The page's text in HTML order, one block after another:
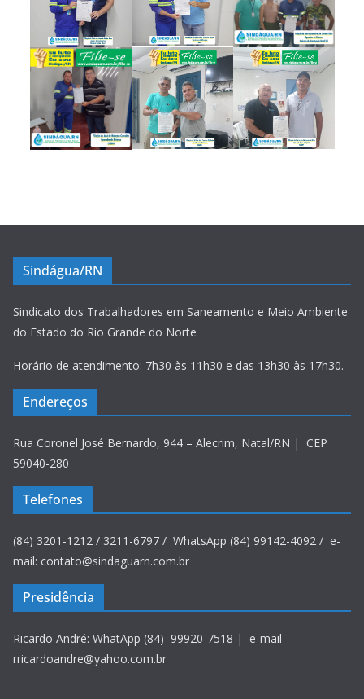
Sindágua/RN
Sindicato dos Trabalhadores em Saneamento e Meio Ambiente
do Estado do Rio Grande do Norte
Horário de atendimento: 7h30 às 11h30 e das 13h30 às 17h30.
Endereços
Rua Coronel José Bernardo, 944 – Alecrim, Natal/RN | CEP
59040-280
Telefones
(84) 3201-1212 / 3211-6797 / WhatsApp (84) 99142-4092 / e-
mail: contato@sindaguarn.com.br
Presidência
Ricardo André: WhatApp (84) 99920-7518 | e-mail
rricardoandre@yahoo.com.br